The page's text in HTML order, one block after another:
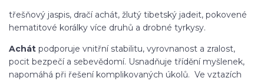
třešňový jaspis, dračí achát, žlutý tibetský jadeit, pokovené
hematitové korálky více druhů a drobné tyrkysy.
Achát podporuje vnitřní stabilitu, vyrovnanost a zralost,
pocit bezpečí a sebevědomí. Usnadňuje třídění myšlenek,
napomáhá při řešení komplikovaných úkolů. Ve vztazích